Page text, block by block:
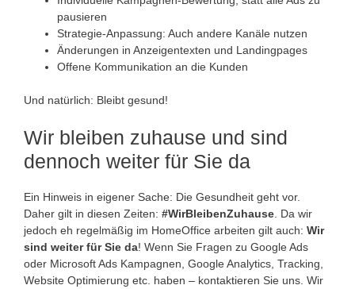
pausieren
Strategie-Anpassung: Auch andere Kanäle nutzen
Änderungen in Anzeigentexten und Landingpages
Offene Kommunikation an die Kunden
Und natürlich: Bleibt gesund!
Wir bleiben zuhause und sind
dennoch weiter für Sie da
Ein Hinweis in eigener Sache: Die Gesundheit geht vor.
Daher gilt in diesen Zeiten: #WirBleibenZuhause . Da wir
jedoch eh regelmäßig im HomeOffice arbeiten gilt auch: Wir
sind weiter für Sie da! Wenn Sie Fragen zu Google Ads
oder Microsoft Ads Kampagnen, Google Analytics, Tracking,
Website Optimierung etc. haben – kontaktieren Sie uns. Wir